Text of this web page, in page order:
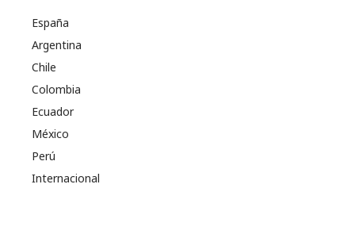
España
Argentina
Chile
Colombia
Ecuador
México
Perú
Internacional